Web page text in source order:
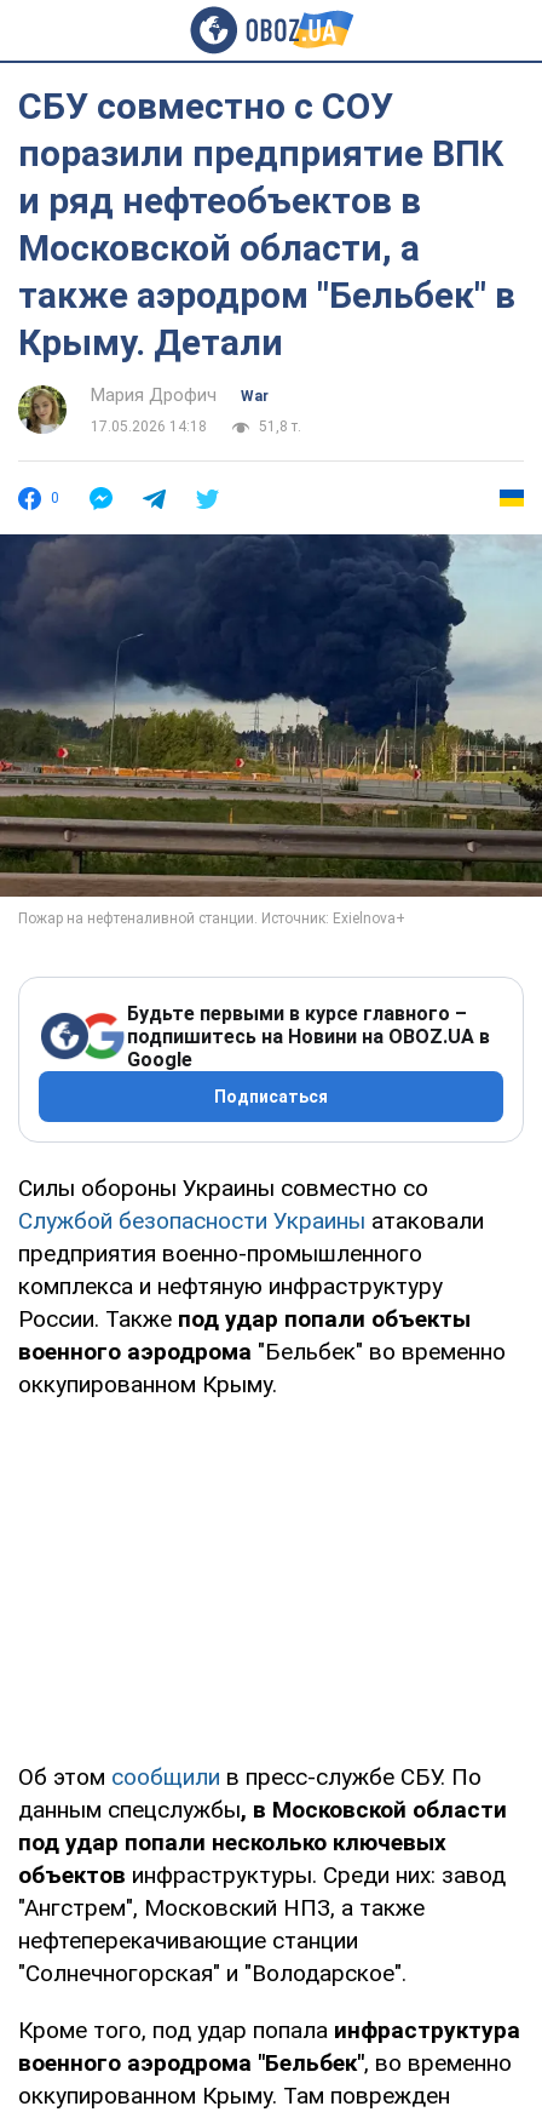
СБУ совместно с СОУ
поразили предприятие ВПК
и ряд нефтеобъектов в
Московской области, а
также аэродром "Бельбек" в
Крыму. Детали
Мария Дрофич
War
17.05.2026 14:18
51,8 т.
0
Будьте первыми в курсе главного –
подпишитесь на Новини на OBOZ.UA в
Google
Подписаться
Силы обороны Украины совместно со
Службой безопасности Украины атаковали
предприятия военно-промышленного
комплекса и нефтяную инфраструктуру
России. Также под удар попали объекты
военного аэродрома "Бельбек" во временно
оккупированном Крыму.
Об этом сообщили в пресс-службе СБУ. По
данным спецслужбы, в Московской области
под удар попали несколько ключевых
объектов инфраструктуры. Среди них: завод
"Ангстрем", Московский НПЗ, а также
нефтеперекачивающие станции
"Солнечногорская" и "Володарское".
Кроме того, под удар попала инфраструктура
военного аэродрома "Бельбек", во временно
оккупированном Крыму. Там поврежден